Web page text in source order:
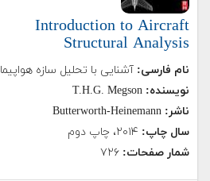
Introduction to Aircraft
Structural Analysis
نام فارسی: آشنایی با تحلیل سازه هواپیما
نویسنده: T.H.G. Megson
ناشر: Butterworth-Heinemann
سال چاپ: ۲۰۱۴، چاپ دوم
شمار صفحات: ۷۲۶